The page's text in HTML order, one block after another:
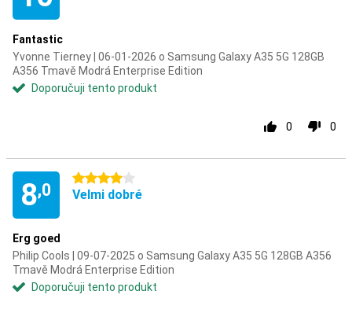
Fantastic
Yvonne Tierney | 06-01-2026 o Samsung Galaxy A35 5G 128GB
A356 Tmavě Modrá Enterprise Edition
Doporučuji tento produkt
0 0
8,0
4 hvězdičky
Velmi dobré
Erg goed
Philip Cools | 09-07-2025 o Samsung Galaxy A35 5G 128GB A356
Tmavě Modrá Enterprise Edition
Doporučuji tento produkt